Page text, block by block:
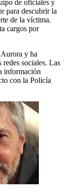
de oficiales y
para descubrir la
de la víctima.
cargos por
y ha
redes sociales. Las
información
con la Policía